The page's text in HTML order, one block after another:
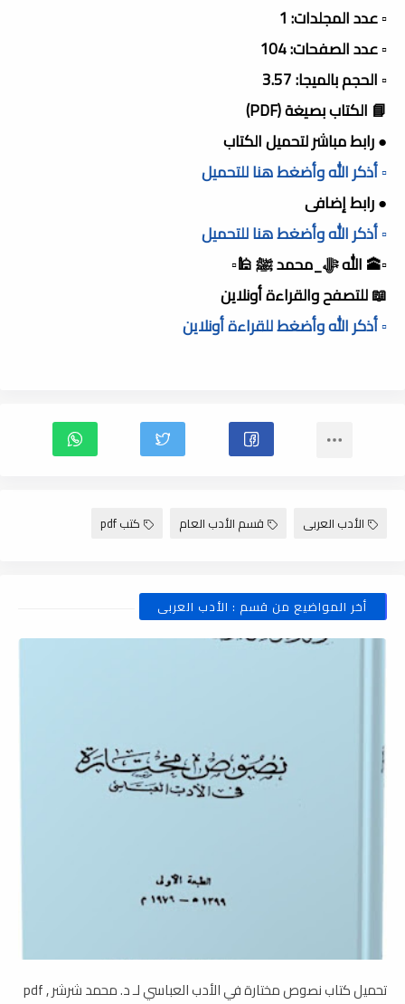
▫️ عدد المجلدات: 1
▫️ عدد الصفحات: 104
▫️ الحجم بالميجا: 3.57
📘 الكتاب بصيغة (PDF)
● رابط مباشر لتحميل الكتاب
▫️ أذكر الله وأضغط هنا للتحميل
● رابط إضافى
▫️ أذكر الله وأضغط هنا للتحميل
▫️🕋 الله ﷻ_محمد ﷺ 🕌▫️
📖 للتصفح والقراءة أونلاين
▫️ أذكر الله وأضغط للقراءة أونلاين
الأدب العربى قسم الأدب العام كتب pdf
أخر المواضيع من قسم : الأدب العربى
تحميل كتاب نصوص مختارة في الأدب العباسي لـ د. محمد شرشر , pdf